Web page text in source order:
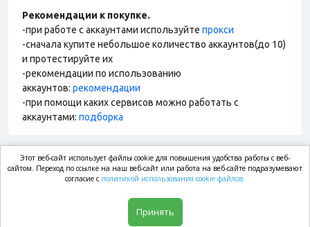
Рекомендации к покупке.
-при работе с аккаунтами используйте прокси
-сначала купите небольшое количество аккаунтов(до 10)
и протестируйте их
-рекомендации по использованию
аккаунтов: рекомендации
-при помощи каких сервисов можно работать с
аккаунтами: подборка
market.com
Этот веб-сайт использует файлы cookie для повышения удобства работы с веб-
сайтом. Переход по ссылке на наш веб-сайт или работа на веб-сайте подразумевают
согласие с политикой использования cookie файлов.
Принять